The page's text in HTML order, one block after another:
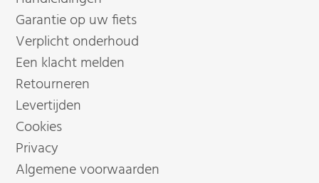
Garantie op uw fiets
Verplicht onderhoud
Een klacht melden
Retourneren
Levertijden
Cookies
Privacy
Algemene voorwaarden